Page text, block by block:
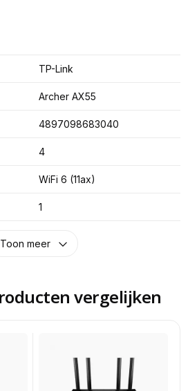
TP-Link
Archer AX55
4897098683040
4
WiFi 6 (11ax)
1
Toon meer
vergelijken